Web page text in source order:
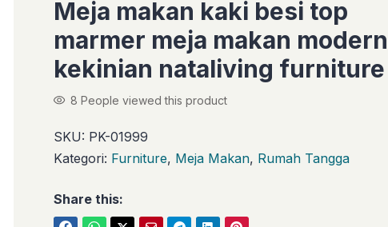
Meja makan kaki besi top
marmer meja makan modern
kekinian nataliving furniture
8 People viewed this product
SKU: PK-01999
Kategori: Furniture, Meja Makan, Rumah Tangga
Share this: